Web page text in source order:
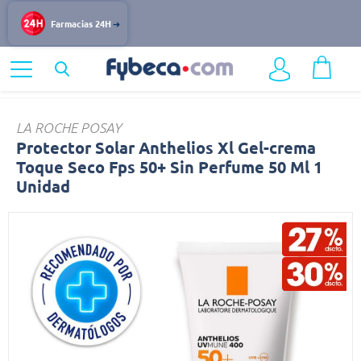
Farmacias 24H
LA ROCHE POSAY
Protector Solar Anthelios Xl Gel-crema
Toque Seco Fps 50+ Sin Perfume 50 Ml 1
Unidad